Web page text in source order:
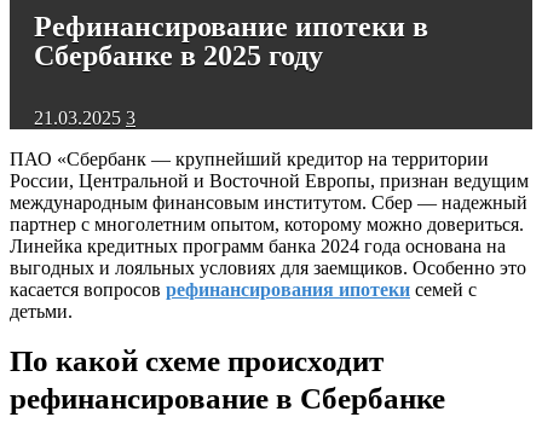
Рефинансирование ипотеки в
Сбербанке в 2025 году
21.03.2025 3
ПАО «Сбербанк — крупнейший кредитор на территории
России, Центральной и Восточной Европы, признан ведущим
международным финансовым институтом. Сбер — надежный
партнер с многолетним опытом, которому можно довериться.
Линейка кредитных программ банка 2024 года основана на
выгодных и лояльных условиях для заемщиков. Особенно это
касается вопросов рефинансирования ипотеки семей с
детьми.
По какой схеме происходит
рефинансирование в Сбербанке